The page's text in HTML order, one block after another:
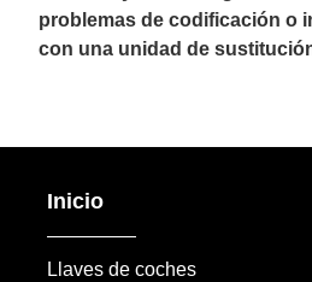
problemas de codificación o
con una unidad de
Inicio
Llaves de coches